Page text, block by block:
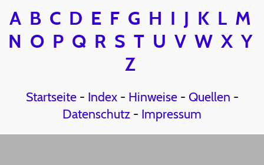
A B C D E F G H I J K L M
N O P Q R S T U V W X Y
Z
Startseite- Index- Hinweise- Quellen -
Datenschutz - Impressum